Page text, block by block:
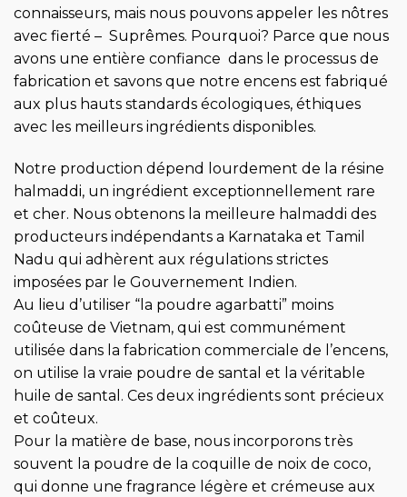
connaisseurs, mais nous pouvons appeler les nôtres
avec fierté – Suprêmes. Pourquoi? Parce que nous
avons une entière confiance dans le processus de
fabrication et savons que notre encens est fabriqué
aux plus hauts standards écologiques, éthiques
avec les meilleurs ingrédients disponibles.
Notre production dépend lourdement de la résine
halmaddi, un ingrédient exceptionnellement rare
et cher. Nous obtenons la meilleure halmaddi des
producteurs indépendants a Karnataka et Tamil
Nadu qui adhèrent aux régulations strictes
imposées par le Gouvernement Indien.
Au lieu d’utiliser “la poudre agarbatti” moins
coûteuse de Vietnam, qui est communément
utilisée dans la fabrication commerciale de l’encens,
on utilise la vraie poudre de santal et la véritable
huile de santal. Ces deux ingrédients sont précieux
et coûteux.
Pour la matière de base, nous incorporons très
souvent la poudre de la coquille de noix de coco,
qui donne une fragrance légère et crémeuse aux